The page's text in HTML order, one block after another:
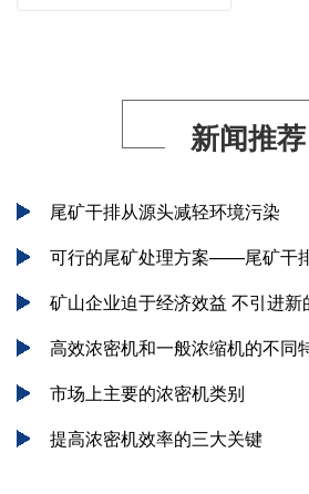
新闻推荐
尾矿干排从源头减轻环境污染
可行的尾矿处理方案——尾矿干
矿山企业迫于经济效益 不引进
高效浓密机和一般浓缩机的不同
市场上主要的浓密机类别
提高浓密机效率的三大关键